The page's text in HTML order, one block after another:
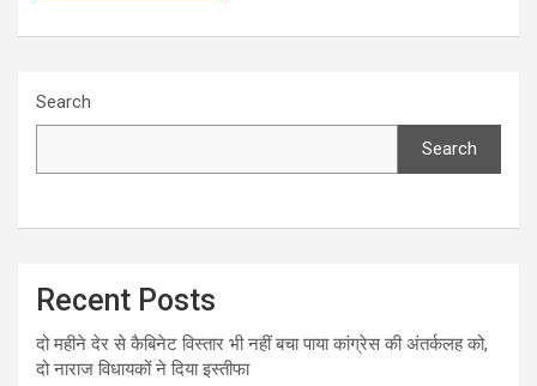
Search
Search
Recent Posts
दो महीने देर से कैबिनेट विस्तार भी नहीं बचा पाया कांग्रेस की अंतर्कलह को,
दो नाराज विधायकों ने दिया इस्तीफा